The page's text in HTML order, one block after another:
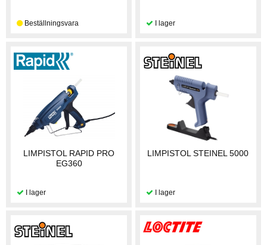
LIMPISTOL RAPID PRO
EG360
LIMPISTOL STEINEL 5000